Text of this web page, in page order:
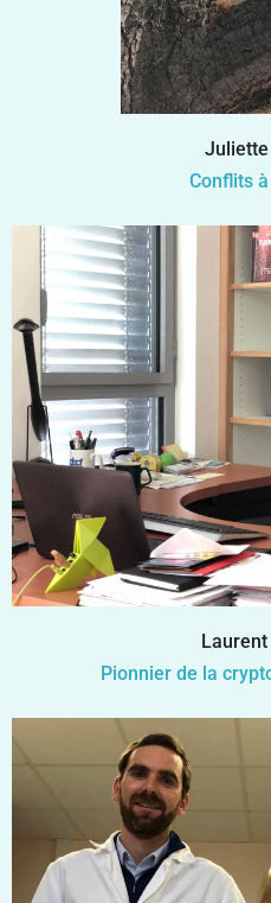
Juliette
Conflits
Pionnier de la